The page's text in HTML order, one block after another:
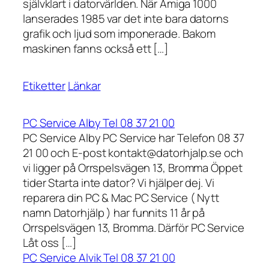
självklart i datorvärlden. När Amiga 1000
lanserades 1985 var det inte bara datorns
grafik och ljud som imponerade. Bakom
maskinen fanns också ett […]
EtiketterLänkar
PC Service Alby Tel 08 37 21 00
PC Service Alby PC Service har Telefon 08 37
21 00 och E-post kontakt@datorhjalp.se och
vi ligger på Orrspelsvägen 13, Bromma Öppet
tider Starta inte dator? Vi hjälper dej. Vi
reparera din PC & Mac PC Service ( Nytt
namn Datorhjälp ) har funnits 11 år på
Orrspelsvägen 13, Bromma. Därför PC Service
Låt oss […]
PC Service Alvik Tel 08 37 21 00